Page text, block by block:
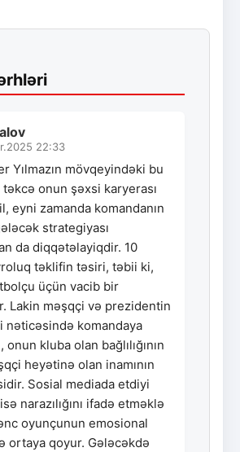
22:33
Yılmazın mövqeyindəki bu
onun şəxsi karyerası
eyni zamanda komandanın
strategiyası
da diqqətəlayiqdir. 10
təklifin təsiri, təbii ki,
üçün vacib bir
Lakin məşqçi və prezidentin
nəticəsində komandaya
onun kluba olan bağlılığının
heyətinə olan inamının
Sosial mediada etdiyi
narazılığını ifadə etməklə
oyunçunun emosional
ortaya qoyur. Gələcəkdə